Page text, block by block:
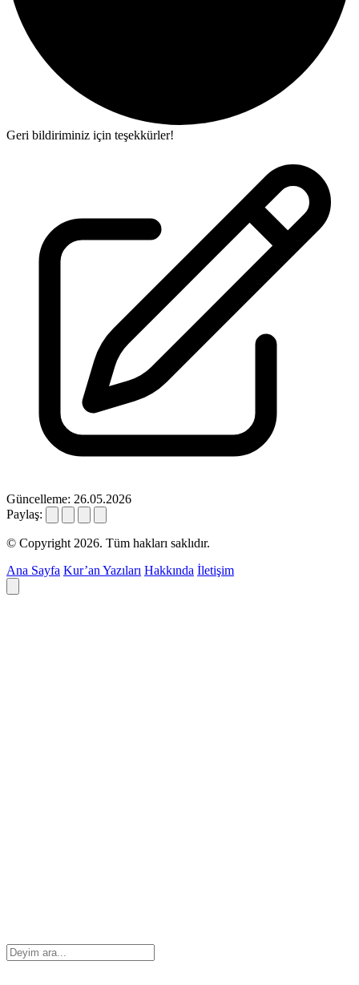
Geri bildiriminiz için teşekkürler!
Güncelleme: 26.05.2026
Paylaş:
© Copyright 2026. Tüm hakları saklıdır.
Ana Sayfa Kur’an Yazıları Hakkında İletişim